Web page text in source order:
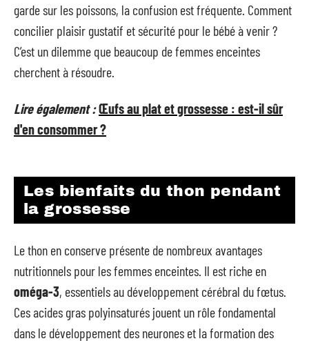
garde sur les poissons, la confusion est fréquente. Comment
concilier plaisir gustatif et sécurité pour le bébé à venir ?
C’est un dilemme que beaucoup de femmes enceintes
cherchent à résoudre.
Lire également :Œufs au plat et grossesse : est-il sûr
d'en consommer ?
Les bienfaits du thon pendant
la grossesse
Le thon en conserve présente de nombreux avantages
nutritionnels pour les femmes enceintes. Il est riche en
oméga-3, essentiels au développement cérébral du fœtus.
Ces acides gras polyinsaturés jouent un rôle fondamental
dans le développement des neurones et la formation des